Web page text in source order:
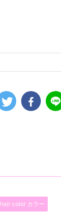
hair color カラー